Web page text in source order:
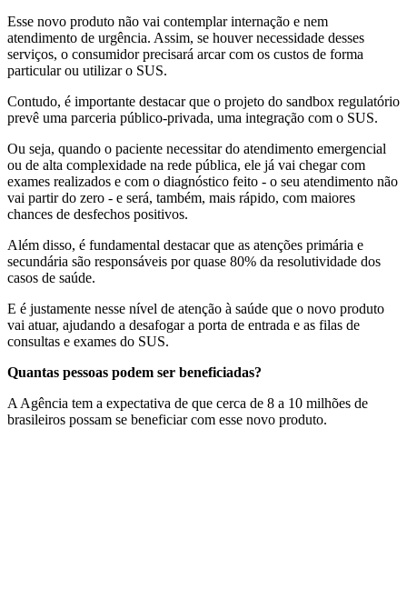
Esse novo produto não vai contemplar internação e nem
atendimento de urgência. Assim, se houver necessidade desses
serviços, o consumidor precisará arcar com os custos de forma
particular ou utilizar o SUS.
Contudo, é importante destacar que o projeto do sandbox regulatório
prevê uma parceria público-privada, uma integração com o SUS.
Ou seja, quando o paciente necessitar do atendimento emergencial
ou de alta complexidade na rede pública, ele já vai chegar com
exames realizados e com o diagnóstico feito - o seu atendimento não
vai partir do zero - e será, também, mais rápido, com maiores
chances de desfechos positivos.
Além disso, é fundamental destacar que as atenções primária e
secundária são responsáveis por quase 80% da resolutividade dos
casos de saúde.
E é justamente nesse nível de atenção à saúde que o novo produto
vai atuar, ajudando a desafogar a porta de entrada e as filas de
consultas e exames do SUS.
Quantas pessoas podem ser beneficiadas?
A Agência tem a expectativa de que cerca de 8 a 10 milhões de
brasileiros possam se beneficiar com esse novo produto.